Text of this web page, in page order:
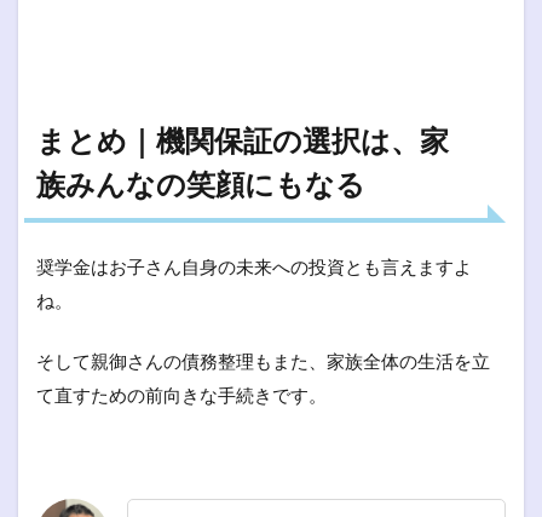
まとめ｜機関保証の選択は、家
族みんなの笑顔にもなる
奨学金はお子さん自身の未来への投資とも言えますよ
ね。
そして親御さんの債務整理もまた、家族全体の生活を立
て直すための前向きな手続きです。